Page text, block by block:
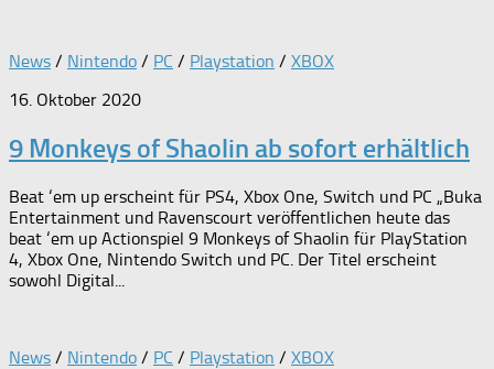
News / Nintendo / PC / Playstation / XBOX
16. Oktober 2020
9 Monkeys of Shaolin ab sofort erhältlich
Beat ‘em up erscheint für PS4, Xbox One, Switch und PC „Buka
Entertainment und Ravenscourt veröffentlichen heute das
beat ‘em up Actionspiel 9 Monkeys of Shaolin für PlayStation
4, Xbox One, Nintendo Switch und PC. Der Titel erscheint
sowohl Digital...
News / Nintendo / PC / Playstation / XBOX